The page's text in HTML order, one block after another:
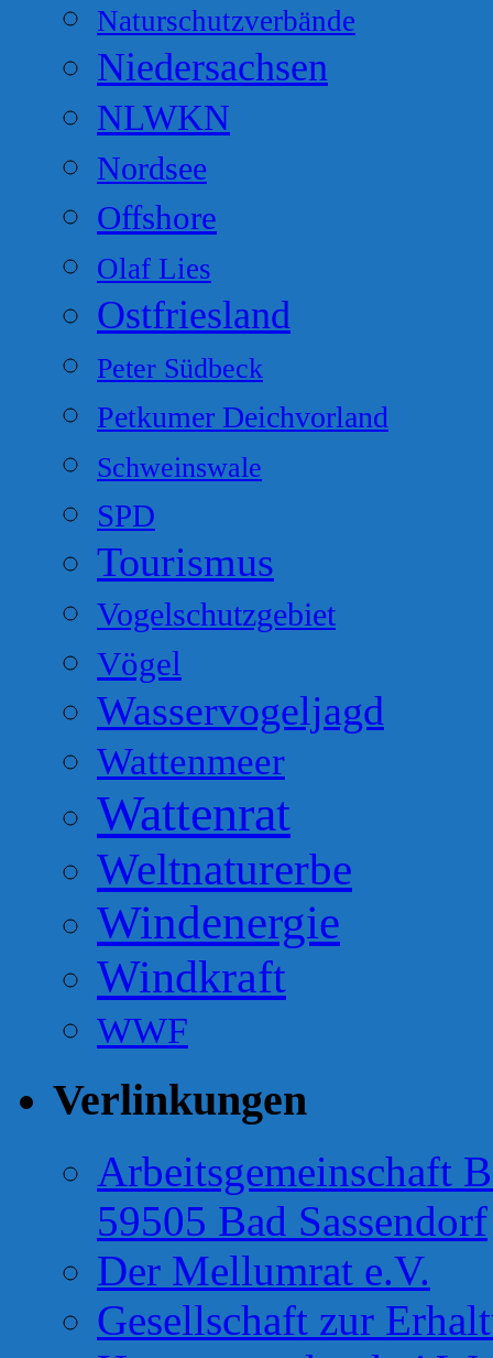
Naturschutzverbände
Niedersachsen
NLWKN
Nordsee
Offshore
Olaf Lies
Ostfriesland
Peter Südbeck
Petkumer Deichvorland
Schweinswale
SPD
Tourismus
Vogelschutzgebiet
Vögel
Wasservogeljagd
Wattenmeer
Wattenrat
Weltnaturerbe
Windenergie
Windkraft
WWF
Verlinkungen
Arbeitsgemeinschaft
59505 Bad Sassendorf
Der Mellumrat e.V.
Gesellschaft zur